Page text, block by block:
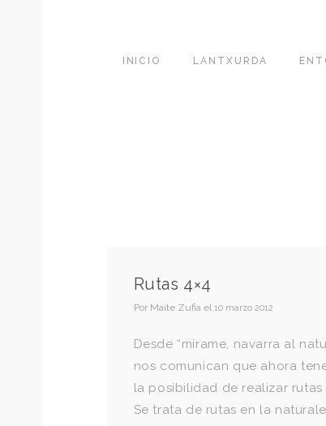
INICIO LANTXURDA
Rutas 4×4
Por Maite Zufia el10 marzo 2012
Desde “mírame, navarra al
nos comunican que ahora
la posibilidad de realizar rutas
Se trata de rutas en la